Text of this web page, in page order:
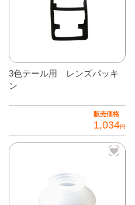
オ
プ
シ
ョ
は
商
3色テール用 レンズパッキ
ン
販売価格
1,034円